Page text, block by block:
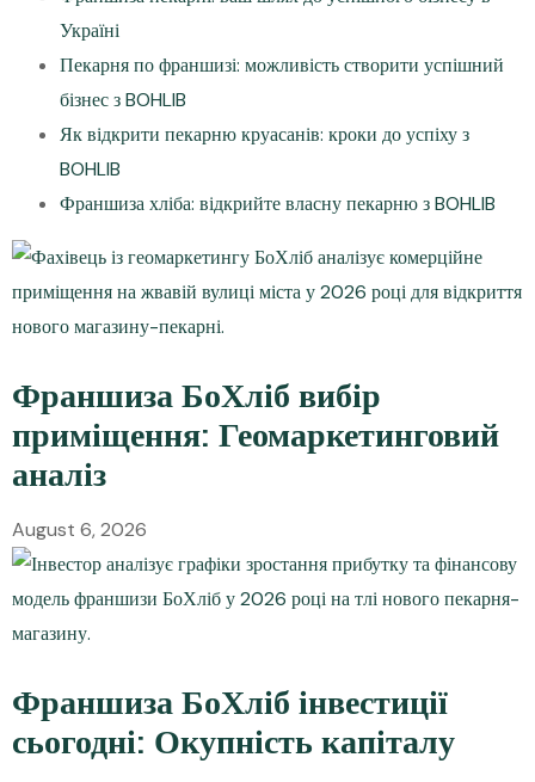
Україні
Пекарня по франшизі: можливість створити успішний
бізнес з BOHLIB
Як відкрити пекарню круасанів: кроки до успіху з
BOHLIB
Франшиза хліба: відкрийте власну пекарню з BOHLIB
Франшиза БоХліб вибір
приміщення: Геомаркетинговий
аналіз
August 6, 2026
Франшиза БоХліб інвестиції
сьогодні: Окупність капіталу